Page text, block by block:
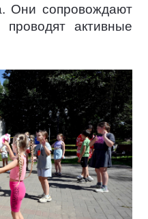
Они сопровождают
активные